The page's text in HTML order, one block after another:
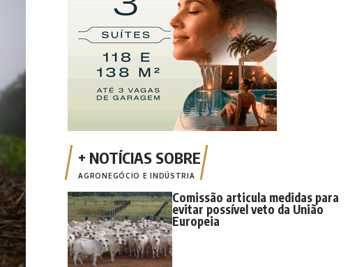
AGRONEGÓCIO E INDÚSTRIA
Comissão articula medidas para
evitar possível veto da União
Europeia